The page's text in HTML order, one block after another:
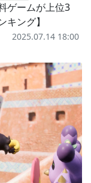
ゲームが上位3
ング】
2025.07.14 18:00